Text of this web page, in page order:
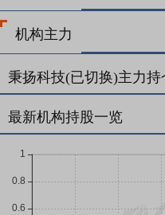
机构主力
秉扬科技(已切换)主力持
最新机构持股一览